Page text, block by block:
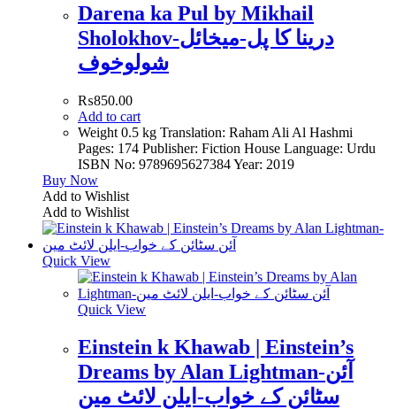
Darena ka Pul by Mikhail
Sholokhov-درینا کا پل-میخائل
شولوخوف
₨850.00
Add to cart
Weight 0.5 kg Translation: Raham Ali Al Hashmi
Pages: 174 Publisher: Fiction House Language: Urdu
ISBN No: 9789695627384 Year: 2019
Buy Now
Add to Wishlist
Add to Wishlist
Quick View
Quick View
Einstein k Khawab | Einstein’s
Dreams by Alan Lightman-آئن
سٹائن کے خواب-ایلن لائٹ مین